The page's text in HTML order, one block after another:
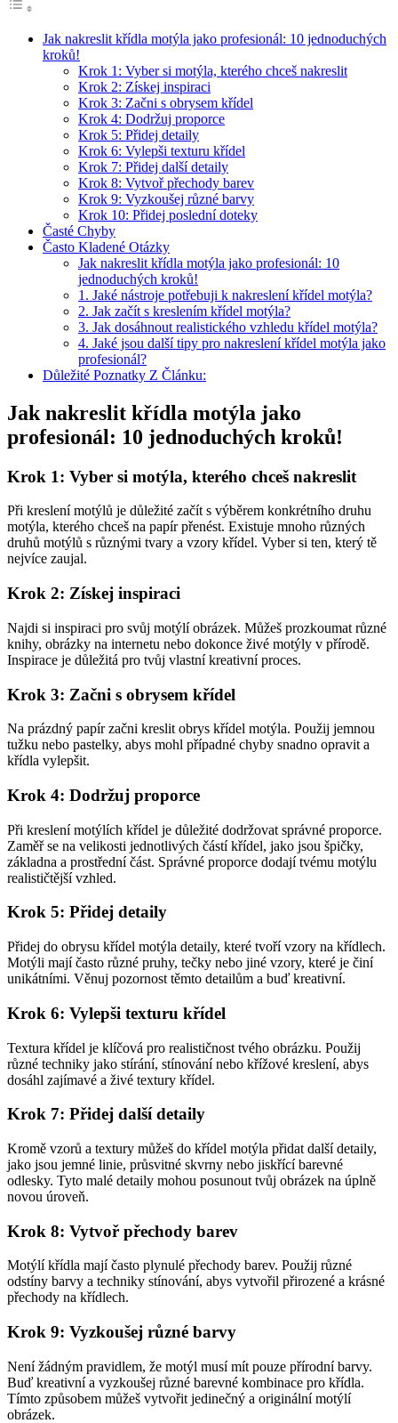
Jak nakreslit křídla motýla jako profesionál: 10 jednoduchých
kroků!
Krok 1: Vyber si motýla, kterého chceš nakreslit
Krok 2: Získej inspiraci
Krok 3: Začni s obrysem křídel
Krok 4: Dodržuj proporce
Krok 5: Přidej detaily
Krok 6: Vylepši texturu křídel
Krok 7: Přidej další detaily
Krok 8: Vytvoř přechody barev
Krok 9: Vyzkoušej různé barvy
Krok 10: Přidej poslední doteky
Časté Chyby
Často Kladené Otázky
Jak nakreslit křídla motýla jako profesionál: 10
jednoduchých kroků!
1. Jaké nástroje potřebuji k nakreslení křídel motýla?
2. Jak začít s kreslením křídel motýla?
3. Jak dosáhnout realistického vzhledu křídel motýla?
4. Jaké jsou další tipy pro nakreslení křídel motýla jako
profesionál?
Důležité Poznatky Z Článku:
Jak nakreslit křídla motýla jako
profesionál: 10 jednoduchých kroků!
Krok 1: Vyber si motýla, kterého chceš nakreslit
Při kreslení motýlů je důležité začít s výběrem konkrétního druhu
motýla, kterého chceš na papír přenést. Existuje mnoho různých
druhů motýlů s různými tvary a vzory křídel. Vyber si ten, který tě
nejvíce zaujal.
Krok 2: Získej inspiraci
Najdi si inspiraci pro svůj motýlí obrázek. Můžeš prozkoumat různé
knihy, obrázky na internetu nebo dokonce živé motýly v přírodě.
Inspirace je důležitá pro tvůj vlastní kreativní proces.
Krok 3: Začni s obrysem křídel
Na prázdný papír začni kreslit obrys křídel motýla. Použij jemnou
tužku nebo pastelky, abys mohl případné chyby snadno opravit a
křídla vylepšit.
Krok 4: Dodržuj proporce
Při kreslení motýlích křídel je důležité dodržovat správné proporce.
Zaměř se na velikosti jednotlivých částí křídel, jako jsou špičky,
základna a prostřední část. Správné proporce dodají tvému motýlu
realističtější vzhled.
Krok 5: Přidej detaily
Přidej do obrysu křídel motýla detaily, které tvoří vzory na křídlech.
Motýli mají často různé pruhy, tečky nebo jiné vzory, které je činí
unikátními. Věnuj pozornost těmto detailům a buď kreativní.
Krok 6: Vylepši texturu křídel
Textura křídel je klíčová pro realističnost tvého obrázku. Použij
různé techniky jako stírání, stínování nebo křížové kreslení, abys
dosáhl zajímavé a živé textury křídel.
Krok 7: Přidej další detaily
Kromě vzorů a textury můžeš do křídel motýla přidat další detaily,
jako jsou jemné linie, průsvitné skvrny nebo jiskřící barevné
odlesky. Tyto malé detaily mohou posunout tvůj obrázek na úplně
novou úroveň.
Krok 8: Vytvoř přechody barev
Motýlí křídla mají často plynulé přechody barev. Použij různé
odstíny barvy a techniky stínování, abys vytvořil přirozené a krásné
přechody na křídlech.
Krok 9: Vyzkoušej různé barvy
Není žádným pravidlem, že motýl musí mít pouze přírodní barvy.
Buď kreativní a vyzkoušej různé barevné kombinace pro křídla.
Tímto způsobem můžeš vytvořit jedinečný a originální motýlí
obrázek.